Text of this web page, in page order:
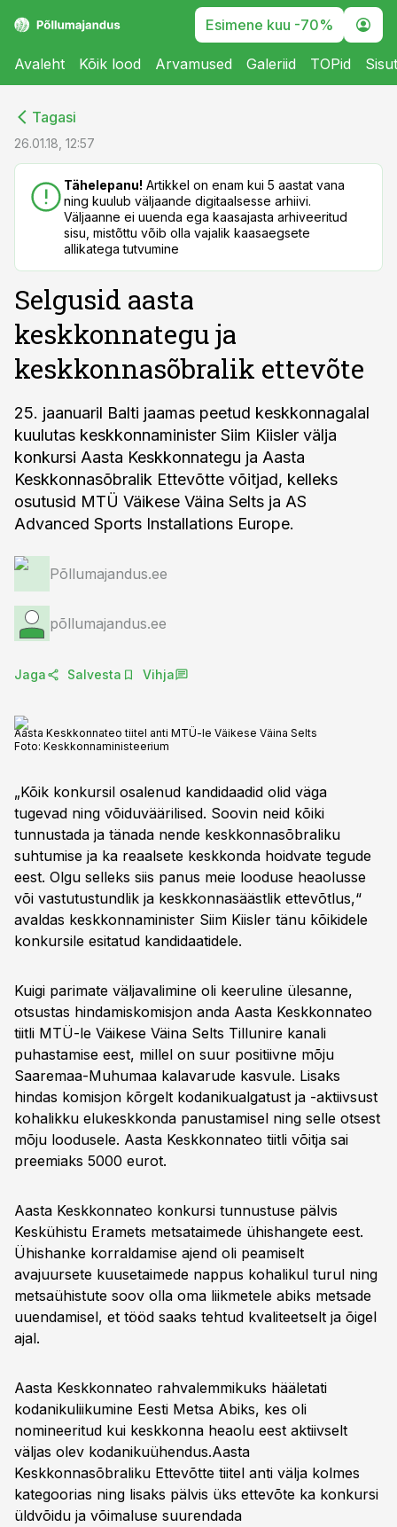
Esimene kuu -70%
Avaleht Kõik lood Arvamused Galeriid TOPid
Tagasi
26.01.18, 12:57
Tähelepanu! Artikkel on enam kui 5 aastat vana
ning kuulub väljaande digitaalsesse arhiivi.
Väljaanne ei uuenda ega kaasajasta arhiveeritud
sisu, mistõttu võib olla vajalik kaasaegsete
allikatega tutvumine
Selgusid aasta
keskkonnategu ja
keskkonnasõbralik ettevõte
25. jaanuaril Balti jaamas peetud keskkonnagalal
kuulutas keskkonnaminister Siim Kiisler välja
konkursi Aasta Keskkonnategu ja Aasta
Keskkonnasõbralik Ettevõtte võitjad, kelleks
osutusid MTÜ Väikese Väina Selts ja AS
Advanced Sports Installations Europe.
Põllumajandus.ee
põllumajandus.ee
Jaga Salvesta Vihja
Aasta Keskkonnateo tiitel anti MTÜ-le Väikese Väina Selts
Foto: Keskkonnaministeerium
„Kõik konkursil osalenud kandidaadid olid väga
tugevad ning võiduväärilised. Soovin neid kõiki
tunnustada ja tänada nende keskkonnasõbraliku
suhtumise ja ka reaalsete keskkonda hoidvate tegude
eest. Olgu selleks siis panus meie looduse heaolusse
või vastutustundlik ja keskkonnasäästlik ettevõtlus,“
avaldas keskkonnaminister Siim Kiisler tänu kõikidele
konkursile esitatud kandidaatidele.
Kuigi parimate väljavalimine oli keeruline ülesanne,
otsustas hindamiskomisjon anda Aasta Keskkonnateo
tiitli MTÜ-le Väikese Väina Selts Tillunire kanali
puhastamise eest, millel on suur positiivne mõju
Saaremaa-Muhumaa kalavarude kasvule. Lisaks
hindas komisjon kõrgelt kodanikualgatust ja -aktiivsust
kohalikku elukeskkonda panustamisel ning selle otsest
mõju loodusele. Aasta Keskkonnateo tiitli võitja sai
preemiaks 5000 eurot.
Aasta Keskkonnateo konkursi tunnustuse pälvis
Keskühistu Eramets metsataimede ühishangete eest.
Ühishanke korraldamise ajend oli peamiselt
avajuursete kuusetaimede nappus kohalikul turul ning
metsaühistute soov olla oma liikmetele abiks metsade
uuendamisel, et tööd saaks tehtud kvaliteetselt ja õigel
ajal.
Aasta Keskkonnateo rahvalemmikuks hääletati
kodanikuliikumine Eesti Metsa Abiks, kes oli
nomineeritud kui keskkonna heaolu eest aktiivselt
väljas olev kodanikuühendus.Aasta
Keskkonnasõbraliku Ettevõtte tiitel anti välja kolmes
kategoorias ning lisaks pälvis üks ettevõte ka konkursi
üldvõidu ja võimaluse suurendada